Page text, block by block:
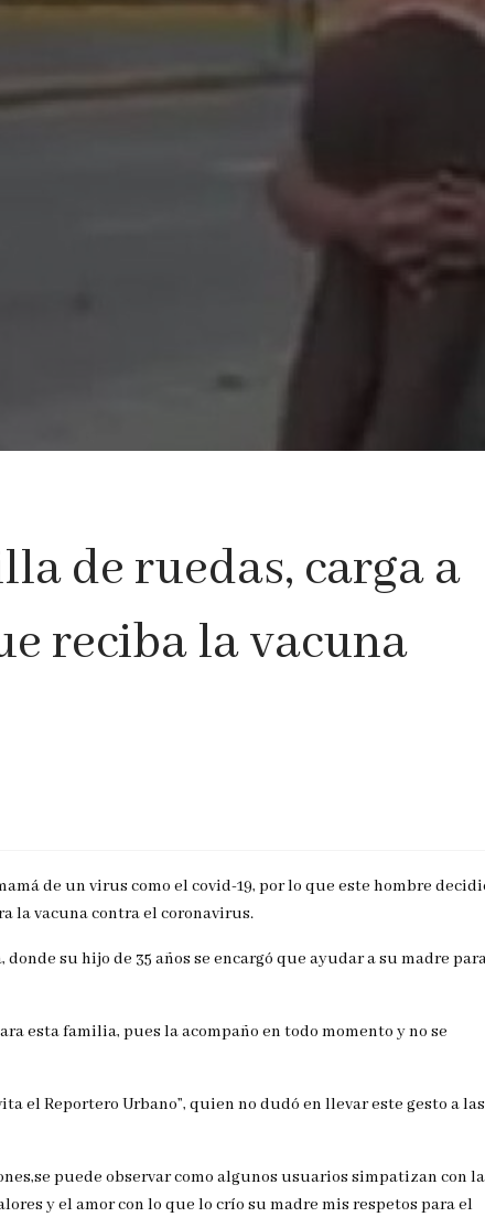
de ruedas, carga a
reciba la vacuna
de un virus como el covid-19, por lo que este hombre
la vacuna contra el coronavirus.
su hijo de 35 años se encargó que ayudar a su madre
esta familia, pues la acompaño en todo momento y no se
el Reportero Urbano”, quien no dudó en llevar este gesto a las
puede observar como algunos usuarios simpatizan con la
y el amor con lo que lo crío su madre mis respetos para el